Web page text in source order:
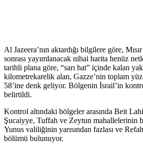
Al Jazeera’nın aktardığı bilgilere göre,
sonrası yayımlanacak nihai harita henüz
tarihli plana göre, “sarı hat” içinde kalan
kilometrekarelik alan, Gazze’nin toplam
58’ine denk geliyor. Bölgenin İsrail’in
belirtildi.
Kontrol altındaki bölgeler arasında Beit
Şucaiyye, Tuffah ve Zeytun mahallelerinin
Yunus valiliğinin yarısından fazlası ve
bölümü bulunuyor.